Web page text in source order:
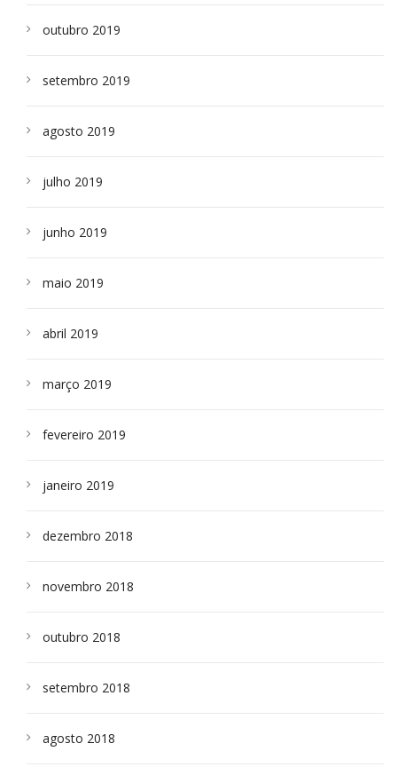
outubro 2019
setembro 2019
agosto 2019
julho 2019
junho 2019
maio 2019
abril 2019
março 2019
fevereiro 2019
janeiro 2019
dezembro 2018
novembro 2018
outubro 2018
setembro 2018
agosto 2018